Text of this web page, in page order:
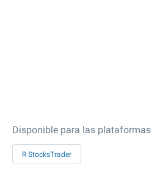
Disponible para las plataformas
R StocksTrader